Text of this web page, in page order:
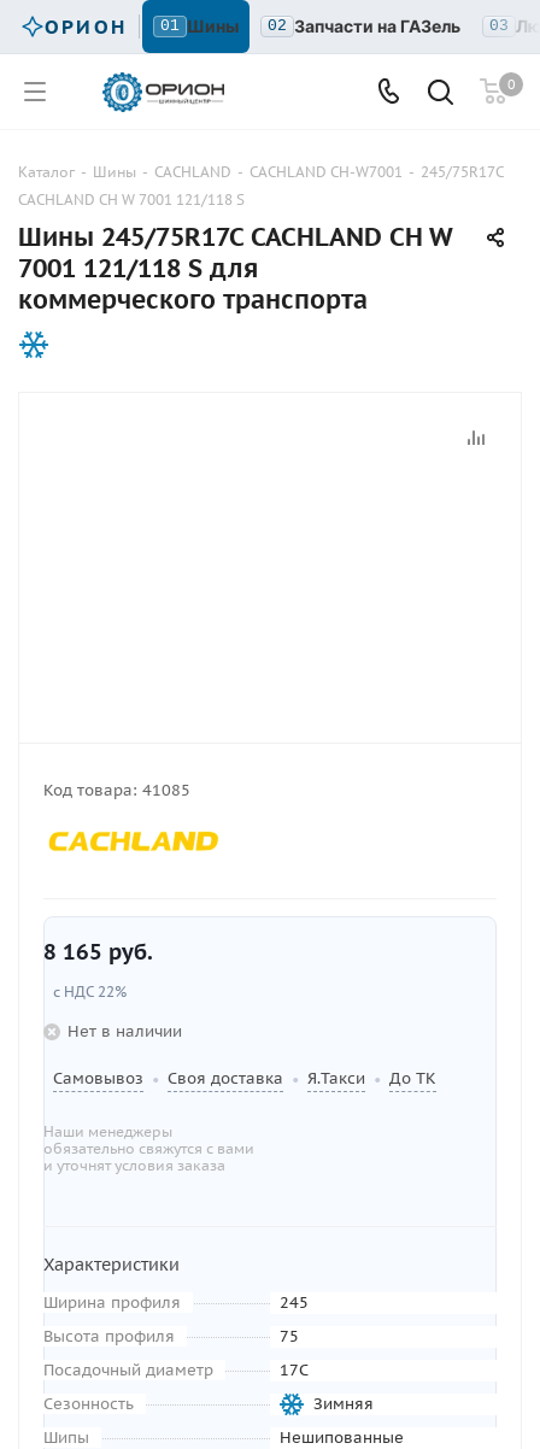
ОРИОН 01 Шины 02 Запчасти на ГАЗель 03
0
Каталог - Шины - CACHLAND - CACHLAND CH-W7001 - 245/75R17C
CACHLAND CH W 7001 121/118 S
Шины 245/75R17C CACHLAND CH W
7001 121/118 S для
коммерческого транспорта
Код товара: 41085
8 165 руб.
с НДС 22%
Нет в наличии
Самовывоз • Своя доставка • Я.Такси • До ТК
Наши менеджеры
обязательно свяжутся с вами
и уточнят условия заказа
Характеристики
Ширина профиля
245
Высота профиля
75
Посадочный диаметр
17C
Сезонность
Зимняя
Шипы
Нешипованные